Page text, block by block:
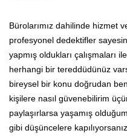
Bürolarımız dahilinde hizmet
profesyonel dedektifler
yapmış oldukları çalışmaları
herhangi bir tereddüdünüz
bireysel bir konu doğrudan
kişilere nasıl güvenebilirim
paylaşırlarsa yaşamış
gibi düşüncelere